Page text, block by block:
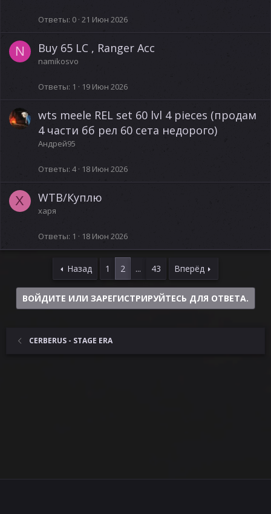
Ответы 0 21 Июн 2026
N Buy 65 LC , Ranger Acc
namikosvo
Ответы 1 19 Июн 2026
wts meele REL set 60 lvl 4 pieces (продам
4 части бб рел 60 сета недорого)
Андрей95
Ответы 4 18 Июн 2026
Х WTB/Куплю
харя
Ответы 1 18 Июн 2026
Назад 1 2 ... 43 Вперёд
ВОЙДИТЕ ИЛИ ЗАРЕГИСТРИРУЙТЕСЬ ДЛЯ ОТВЕТА.
CERBERUS - STAGE ERA